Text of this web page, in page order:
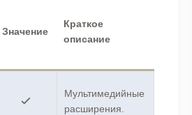
Значение
Краткое
описание
Мультимедийные
расширения.